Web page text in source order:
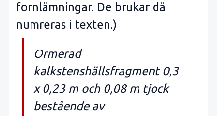
fornlämningar. De brukar då
numreras i texten.)
Ormerad
kalkstenshällsfragment 0,3
x 0,23 m och 0,08 m tjock
bestående av